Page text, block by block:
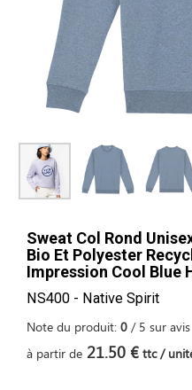
Sweat Col Rond
Bio Et Polyester
Impression Cool Blue
NS400 - Native Spirit
Note du produit: 0 / 5 sur avis
à partir de 21.50 € ttc /